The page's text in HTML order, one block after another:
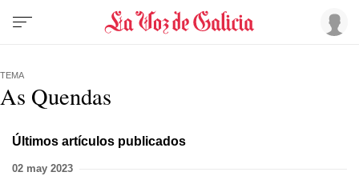
TEMA
As Quendas
Últimos artículos publicados
02 may 2023